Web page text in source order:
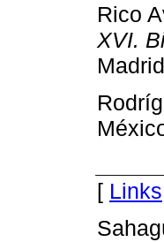
Rico
XVI.
[ Links